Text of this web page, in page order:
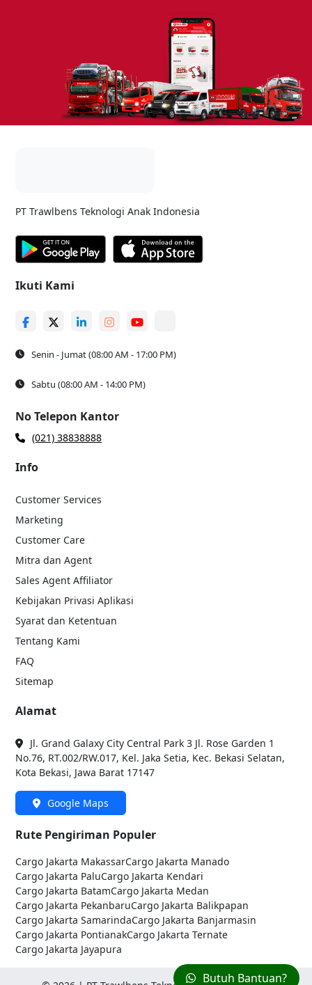
Butuh Bantuan?
PT Trawlbens Teknologi Anak Indonesia
Ikuti Kami
Senin - Jumat (08:00 AM - 17:00 PM)
Sabtu (08:00 AM - 14:00 PM)
No Telepon Kantor
(021) 38838888
Info
Customer Services
Marketing
Customer Care
Mitra dan Agent
Sales Agent Affiliator
Kebijakan Privasi Aplikasi
Syarat dan Ketentuan
Tentang Kami
FAQ
Sitemap
Alamat
Jl. Grand Galaxy City Central Park 3 Jl. Rose Garden 1
No.76, RT.002/RW.017, Kel. Jaka Setia, Kec. Bekasi Selatan,
Kota Bekasi, Jawa Barat 17147
Google Maps
Rute Pengiriman Populer
Cargo Jakarta MakassarCargo Jakarta Manado
Cargo Jakarta PaluCargo Jakarta Kendari
Cargo Jakarta BatamCargo Jakarta Medan
Cargo Jakarta PekanbaruCargo Jakarta Balikpapan
Cargo Jakarta SamarindaCargo Jakarta Banjarmasin
Cargo Jakarta PontianakCargo Jakarta Ternate
Cargo Jakarta Jayapura